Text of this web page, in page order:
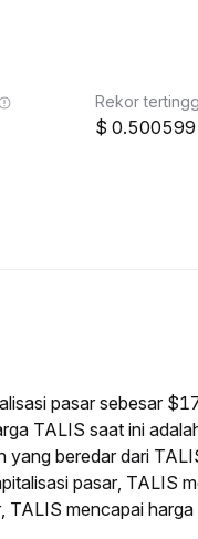
Rekor
0.500599
pasar sebesar
TALIS saat ini
beredar dari
pasar, TALIS
TALIS mencapai